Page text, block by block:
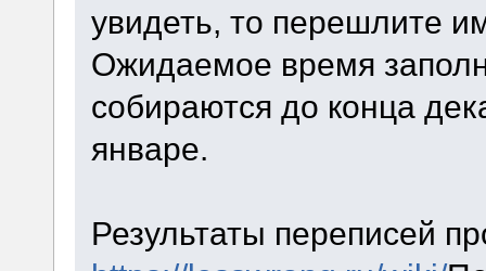
увидеть, то перешлите
Ожидаемое время
собираются до конца
январе.
Результаты переписей